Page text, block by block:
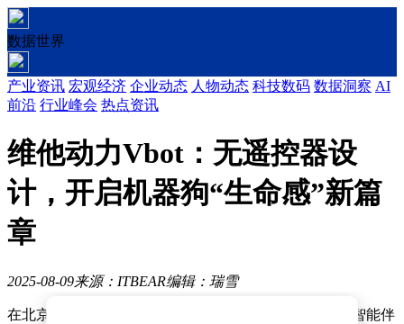
数据世界
产业资讯 宏观经济 企业动态 人物动态 科技数码 数据洞察 AI
前沿 行业峰会 热点资讯
维他动力Vbot：无遥控器设
计，开启机器狗“生命感”新篇
章
2025-08-09来源：ITBEAR编辑：瑞雪
在北京亦庄的世界机器人大会现场，一只名为“大头”的智能伴